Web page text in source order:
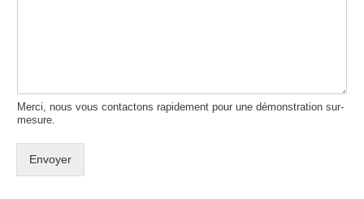
Merci, nous vous contactons rapidement pour une démonstration sur-
mesure.
Envoyer